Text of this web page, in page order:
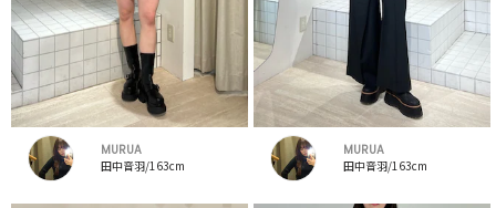
MURUA
田中音羽/163cm
MURUA
田中音羽/163cm